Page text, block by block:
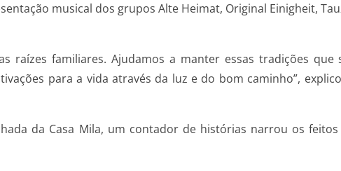
musical dos grupos Alte Heimat, Original Einigheit,
raízes familiares. Ajudamos a manter essas tradições que
para a vida através da luz e do bom caminho”,
da Casa Mila, um contador de histórias narrou os